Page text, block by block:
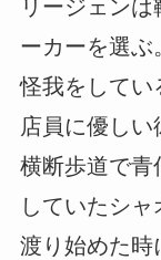
リージェン
ーカーを選ぶ
怪我をしてい
店員に優しい
横断歩道で青
していたシャ
渡り始めた時